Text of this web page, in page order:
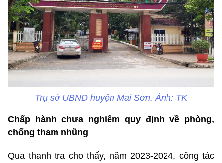
Trụ sở UBND huyện Mai Sơn. Ảnh: TK
Chấp hành chưa nghiêm quy định về phòng,
chống tham nhũng
Qua thanh tra cho thấy, năm 2023-2024, công tác